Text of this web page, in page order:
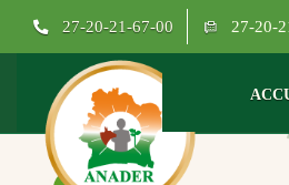
27-20-21-67-00 27-20-